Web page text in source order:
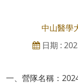
中山醫學
日期 :
一、營隊名稱：